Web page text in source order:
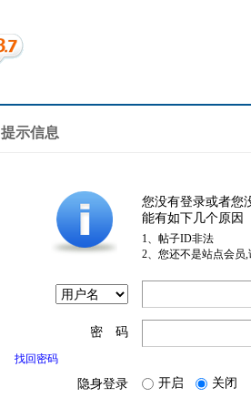
提示信息
您没有登录或者您
能有如下几个原因
1、帖子ID非法
2、您还不是站点会员
密 码
找回密码
隐身登录 开启 关闭